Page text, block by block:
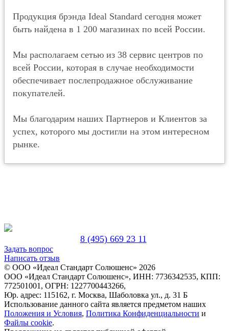
Продукция брэнда Ideal Standard сегодня может
быть найдена в 1 200 магазинах по всей России.
Мы располагаем сетью из 38 сервис центров по
всей России, которая в случае необходимости
обеспечивает послепродажное обслуживание
покупателей.
Мы благодарим наших Партнеров и Клиентов за
успех, которого мы достигли на этом интересном
рынке.
8 (495) 669 23 11
Задать вопрос
Написать отзыв
© ООО «Идеал Стандарт Солюшенс» 2026
ООО «Идеал Стандарт Солюшенс», ИНН: 7736342535, КПП:
772501001, ОГРН: 1227700443266,
Юр. адрес: 115162, г. Москва, Шаболовка ул., д. 31 Б
Использование данного сайта является предметом наших
Положения и Условия, Политика Конфиденциальности и
Файлы cookie.